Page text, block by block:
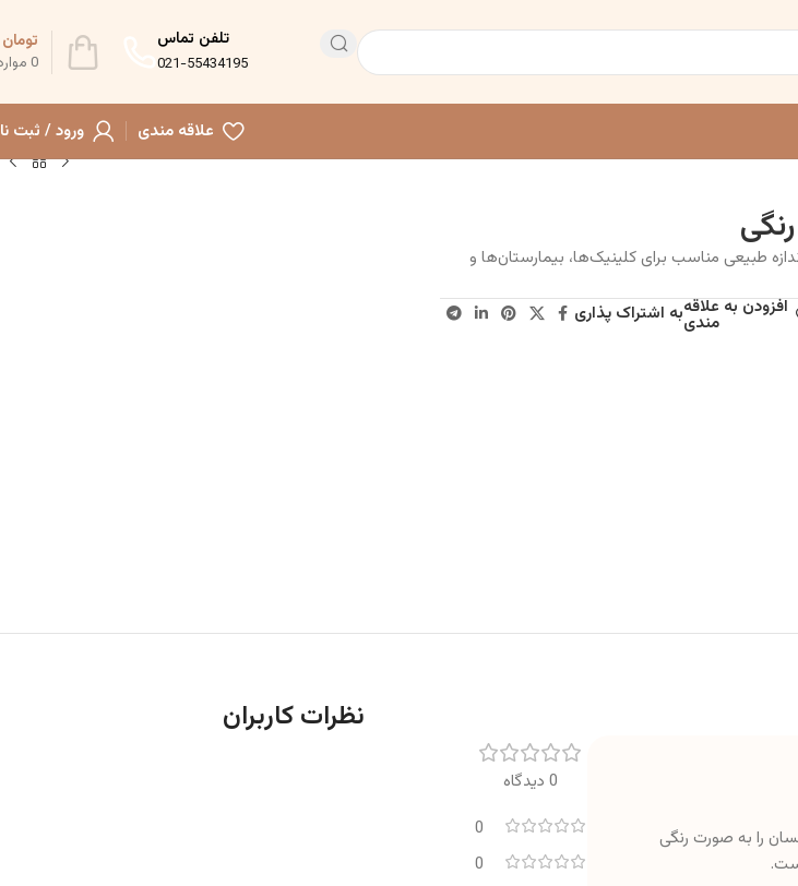
تلفن تماس
021-55434195
0
تومان
علاقه مندی
ورود / ثبت
اسکلت رنگی 1/2 اندازه طبیعی مناسب برای کلینیک‌ها، بیمارستان‌ها و
افزودن به علاقه
مندیبه اشتراک پذاری
را به صورت رنگی
نظرات کاربران
0 دیدگاه
0
0